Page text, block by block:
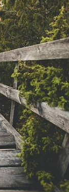
Autotour
Vélo
Road Trip
insolite